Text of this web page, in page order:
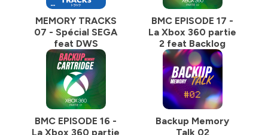
MEMORY TRACKS
07 - Spécial SEGA
feat DWS
BMC EPISODE 17 -
La Xbox 360 partie
2 feat Backlog
BMC EPISODE 16 -
La Xbox 360 partie
Backup Memory
Talk 02